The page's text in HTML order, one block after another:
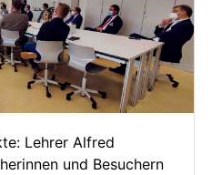
Lehrer Alfred
und Besuchern